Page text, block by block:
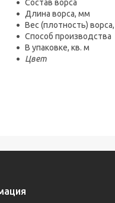
Состав ворса
Длина
Вес (плотность)
Способ
В